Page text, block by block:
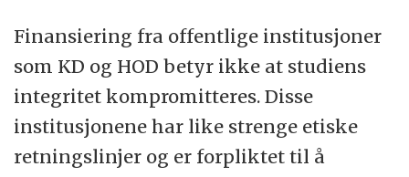
Finansiering fra offentlige institusjoner
som KD og HOD betyr ikke at studiens
integritet kompromitteres. Disse
institusjonene har like strenge etiske
retningslinjer og er forpliktet til å